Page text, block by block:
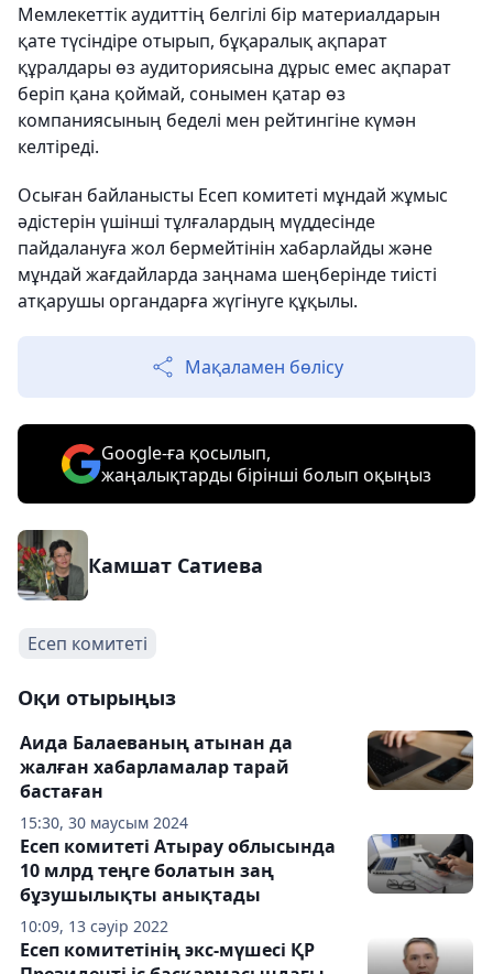
Мемлекеттік аудиттің белгілі бір материалдарын
қате түсіндіре отырып, бұқаралық ақпарат
құралдары өз аудиториясына дұрыс емес ақпарат
беріп қана қоймай, сонымен қатар өз
компаниясының беделі мен рейтингіне күмән
келтіреді.
Осыған байланысты Есеп комитеті мұндай жұмыс
әдістерін үшінші тұлғалардың мүддесінде
пайдалануға жол бермейтінін хабарлайды және
мұндай жағдайларда заңнама шеңберінде тиісті
атқарушы органдарға жүгінуге құқылы.
Мақаламен бөлісу
Google-ға қосылып,
жаңалықтарды бірінші болып оқыңыз
Камшат Сатиева
Есеп комитеті
Оқи отырыңыз
15:30, 30 маусым 2024
Аида Балаеваның атынан да
жалған хабарламалар тарай
бастаған
10:09, 13 сәуір 2022
Есеп комитеті Атырау облысында
10 млрд теңге болатын заң
бұзушылықты анықтады
Есеп комитетінің экс-мүшесі ҚР